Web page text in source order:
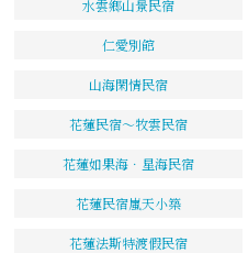
水雲鄉山景民宿
仁愛別館
山海閑情民宿
花蓮民宿～牧雲民宿
花蓮如果海．星海民宿
花蓮民宿嵐天小築
花蓮法斯特渡假民宿